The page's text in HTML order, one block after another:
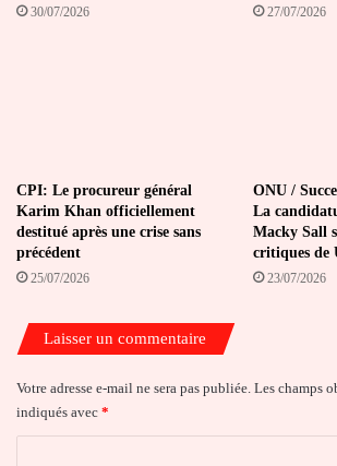
30/07/2026 27/07/2026
CPI: Le procureur général
Karim Khan officiellement
destitué après une crise sans
précédent
25/07/2026
ONU /
La
Macky Sall
critiques de
23/07/2026
Laisser un commentaire
Votre adresse e-mail ne sera pas publiée. Les champs
indiqués avec *